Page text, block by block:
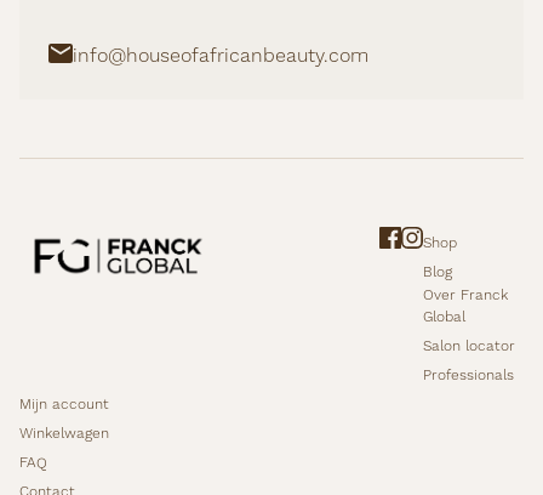
info@houseofafricanbeauty.com
Shop
Blog
Over Franck
Global
Salon locator
Professionals
Mijn account
Winkelwagen
FAQ